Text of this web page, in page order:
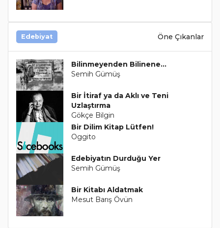
Edebiyat Öne Çıkanlar
Bilinmeyenden Bilinene...
Semih Gümüş
Bir İtiraf ya da Aklı ve Teni
Uzlaştırma
Gökçe Bilgin
Bir Dilim Kitap Lütfen!
Oggito
Edebiyatın Durduğu Yer
Semih Gümüş
Bir Kitabı Aldatmak
Mesut Barış Övün